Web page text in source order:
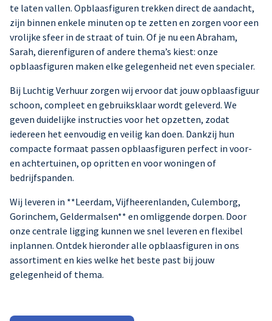
te laten vallen. Opblaasfiguren trekken direct de aandacht,
zijn binnen enkele minuten op te zetten en zorgen voor een
vrolijke sfeer in de straat of tuin. Of je nu een Abraham,
Sarah, dierenfiguren of andere thema’s kiest: onze
opblaasfiguren maken elke gelegenheid net even specialer.
Bij Luchtig Verhuur zorgen wij ervoor dat jouw opblaasfiguur
schoon, compleet en gebruiksklaar wordt geleverd. We
geven duidelijke instructies voor het opzetten, zodat
iedereen het eenvoudig en veilig kan doen. Dankzij hun
compacte formaat passen opblaasfiguren perfect in voor-
en achtertuinen, op opritten en voor woningen of
bedrijfspanden.
Wij leveren in **Leerdam, Vijfheerenlanden, Culemborg,
Gorinchem, Geldermalsen** en omliggende dorpen. Door
onze centrale ligging kunnen we snel leveren en flexibel
inplannen. Ontdek hieronder alle opblaasfiguren in ons
assortiment en kies welke het beste past bij jouw
gelegenheid of thema.